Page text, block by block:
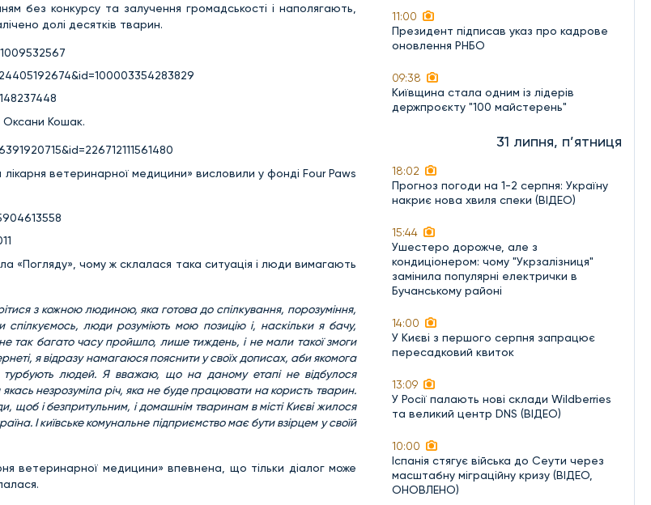
без конкурсу та залучення громадськості і наполягають,
долі десятків тварин.
Оксани Кошак.
ветеринарної медицини» висловили у фонді Four Paws
чому ж склалася така ситуація і люди вимагають
з кожною людиною, яка готова до спілкування, порозуміння,
люди розуміють мою позицію і, наскільки я бачу,
багато часу пройшло, лише тиждень, і не мали такої змоги
я відразу намагаюся пояснити у своїх дописах, аби якомога
турбують людей. Я вважаю, що на даному етапі не відбулося
незрозуміла річ, яка не буде працювати на користь тварин.
і безпритульним, і домашнім тваринам в місті Києві жилося
І київське комунальне підприємство має бути взірцем у своїй
ветеринарної медицини» впевнена, що тільки діалог може
11:00
Президент підписав указ про кадрове
оновлення РНБО
09:38
Київщина стала одним із лідерів
держпроєкту "100 майстерень"
31 липня, п’ятниця
18:02
Прогноз погоди на 1-2 серпня: Україну
накриє нова хвиля спеки (ВІДЕО)
15:44
Ушестеро дорожче, але з
кондиціонером: чому "Укрзалізниця"
замінила популярні електрички в
Бучанському районі
14:00
У Києві з першого серпня запрацює
пересадковий квиток
13:09
У Росії палають нові склади Wildberries
та великий центр DNS (ВІДЕО)
10:00
Іспанія стягує війська до Сеути через
масштабну міграційну кризу (ВІДЕО,
ОНОВЛЕНО)